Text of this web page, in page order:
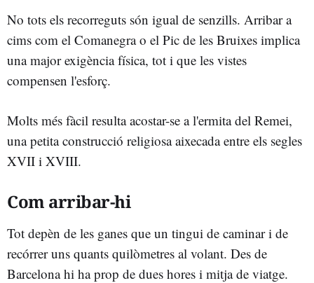
No tots els recorreguts són igual de senzills. Arribar a
cims com el Comanegra o el Pic de les Bruixes implica
una major exigència física, tot i que les vistes
compensen l'esforç.
Molts més fàcil resulta acostar-se a l'ermita del Remei,
una petita construcció religiosa aixecada entre els segles
XVII i XVIII.
Com arribar-hi
Tot depèn de les ganes que un tingui de caminar i de
recórrer uns quants quilòmetres al volant. Des de
Barcelona hi ha prop de dues hores i mitja de viatge.